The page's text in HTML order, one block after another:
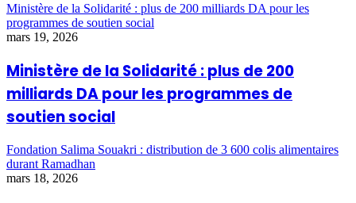
Ministère de la Solidarité : plus de 200 milliards DA pour les
programmes de soutien social
mars 19, 2026
Ministère de la Solidarité : plus de 200
milliards DA pour les programmes de
soutien social
Fondation Salima Souakri : distribution de 3 600 colis alimentaires
durant Ramadhan
mars 18, 2026